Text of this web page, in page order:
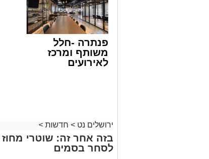
פנתרה -חלל
משותף ומרכז
לאירועים
ירושלים נט > חדשות >
בזה אחר זה: שוטרי מחוז
לסחר בסמים